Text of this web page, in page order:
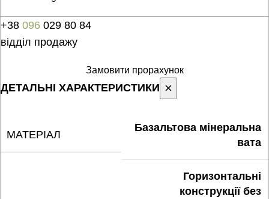
+38 096 029 80 84
відділ продажу
Замовити прорахунок
ДЕТАЛЬНІ ХАРАКТЕРИСТИКИ ×
МАТЕРІАЛ
Базальтова мінеральна
вата
Горизонтальні
конструкції без